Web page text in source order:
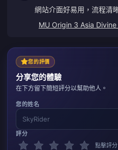
網站介面好易用，流程清
MU Origin 3 Asia
您的評價
分享您的體驗
在下方留下簡短評分以幫助他人。
您的姓名
評分
點擊評分